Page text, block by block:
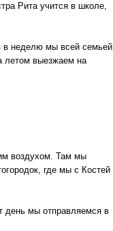
Рита учится в школе,
в неделю мы всей семьей
летом выезжаем на
воздухом. Там мы
где мы с Костей
день мы отправляемся в